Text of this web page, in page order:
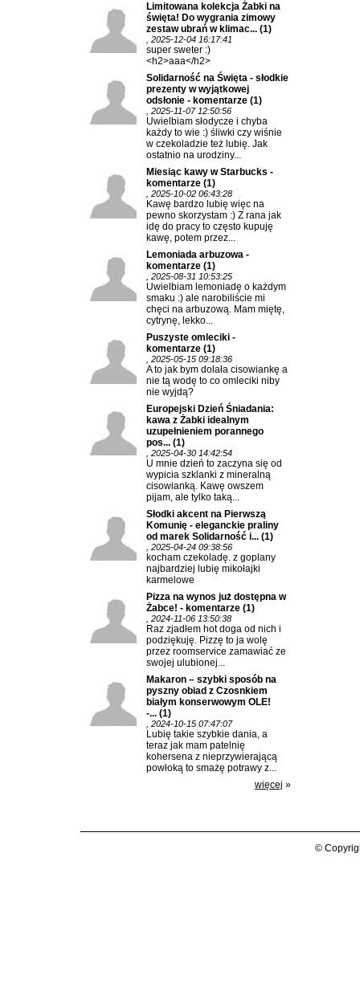
Limitowana kolekcja Żabki na
święta! Do wygrania zimowy
zestaw ubrań w klimac... (1)
, 2025-12-04 16:17:41
super sweter :)
<h2>aaa</h2>
Solidarność na Święta - słodkie
prezenty w wyjątkowej
odsłonie - komentarze (1)
, 2025-11-07 12:50:56
Uwielbiam słodycze i chyba
każdy to wie :) śliwki czy wiśnie
w czekoladzie też lubię. Jak
ostatnio na urodziny...
Miesiąc kawy w Starbucks -
komentarze (1)
, 2025-10-02 06:43:28
Kawę bardzo lubię więc na
pewno skorzystam :) Z rana jak
idę do pracy to często kupuję
kawę, potem przez...
Lemoniada arbuzowa -
komentarze (1)
, 2025-08-31 10:53:25
Uwielbiam lemoniadę o każdym
smaku :) ale narobiliście mi
chęci na arbuzową. Mam miętę,
cytrynę, lekko...
Puszyste omleciki -
komentarze (1)
, 2025-05-15 09:18:36
A to jak bym dolała cisowiankę a
nie tą wodę to co omleciki niby
nie wyjdą?
Europejski Dzień Śniadania:
kawa z Żabki idealnym
uzupełnieniem porannego
pos... (1)
, 2025-04-30 14:42:54
U mnie dzień to zaczyna się od
wypicia szklanki z mineralną
cisowianką. Kawę owszem
pijam, ale tylko taką...
Słodki akcent na Pierwszą
Komunię - eleganckie praliny
od marek Solidarność i... (1)
, 2025-04-24 09:38:56
kocham czekoladę. z goplany
najbardziej lubię mikołajki
karmelowe
Pizza na wynos już dostępna w
Żabce! - komentarze (1)
, 2024-11-06 13:50:38
Raz zjadłem hot doga od nich i
podziękuję. Pizzę to ja wolę
przez roomservice zamawiać ze
swojej ulubionej...
Makaron – szybki sposób na
pyszny obiad z Czosnkiem
białym konserwowym OLE!
-... (1)
, 2024-10-15 07:47:07
Lubię takie szybkie dania, a
teraz jak mam patelnię
kohersena z nieprzywierającą
powłoką to smażę potrawy z...
więcej »
©